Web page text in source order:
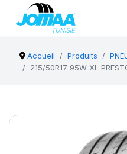
Accueil Produits
215/50R17 95W XL